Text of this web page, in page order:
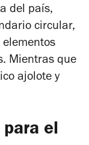
del país,
circular,
Mientras que
ajolote y
el